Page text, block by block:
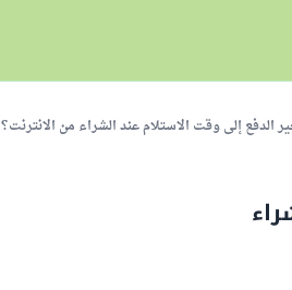
إلى وقت الاستلام عند الشراء من الانترنت؟